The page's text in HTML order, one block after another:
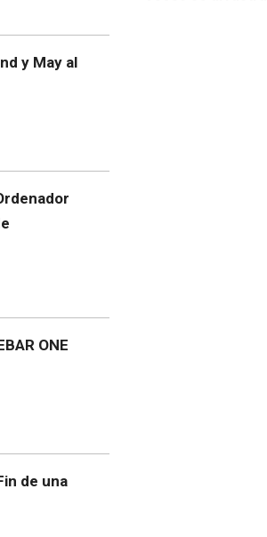
y May al
ONE
de una